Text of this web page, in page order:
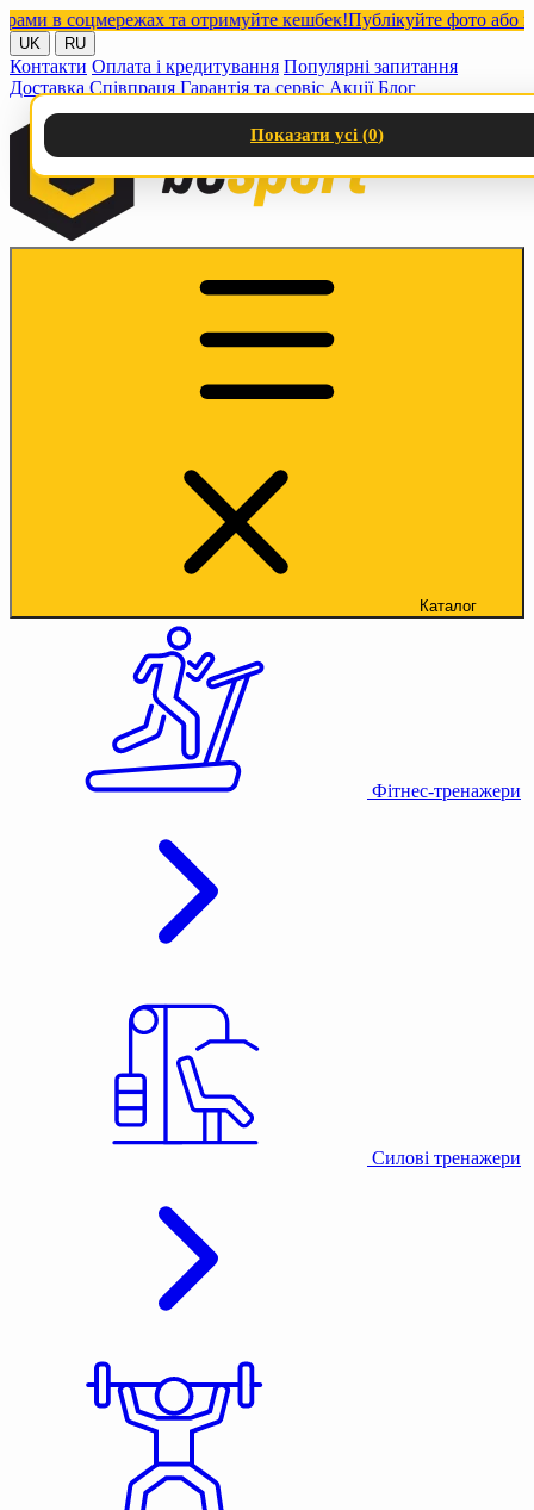
в соцмережах та отримуйте кешбек!Публікуйте фото або
UK RU
Контакти Оплата і кредитування Популярні запитання
Доставка Співпраця Гарантія та сервіс Акції Блог
Каталог
Фітнес-тренажери
Силові тренажери
Показати усі (0)